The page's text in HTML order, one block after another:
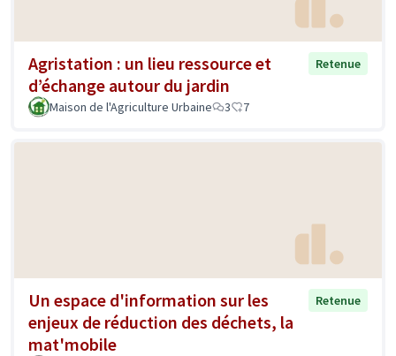
Agristation : un lieu ressource et
d’échange autour du jardin
Retenue
Maison de l'Agriculture Urbaine 3 7
Un espace d'information sur les
enjeux de réduction des déchets, la
mat'mobile
Retenue